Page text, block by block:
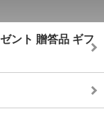
ント 贈答品 ギフ